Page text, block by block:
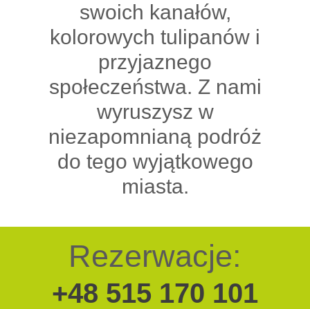
swoich kanałów,
kolorowych tulipanów i
przyjaznego
społeczeństwa. Z nami
wyruszysz w
niezapomnianą podróż
do tego wyjątkowego
miasta.
Rezerwacje:
+48 515 170 101